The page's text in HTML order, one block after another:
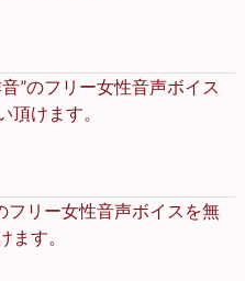
”のフリー女性音声ボイス
頂けます。
フリー女性音声ボイスを無
ます。